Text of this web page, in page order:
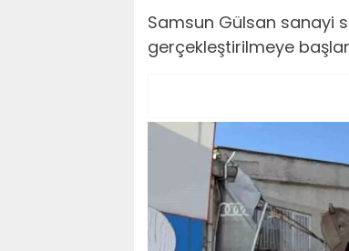
Samsun Gülsan sanayi
gerçekleştirilmeye